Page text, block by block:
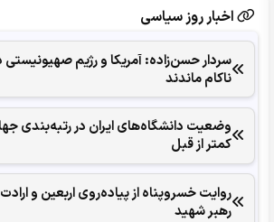
اخبار روز سیاسی
سردار حسن‌زاده: آمریکا و رژیم
ناکام ماندند
وضعیت دانشگاه‌های ایران در رتبه‌بندی
کمتر از قبل
روایت خسروپناه از پیاده‌روی اربعین و ارادت
رهبر شهید